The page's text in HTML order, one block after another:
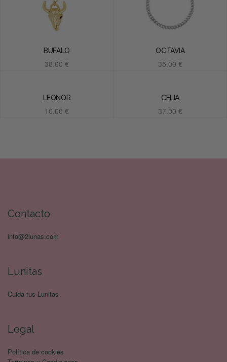
BÚFALO
38.00 €
OCTAVIA
35.00 €
LEONOR
10.00 €
CELIA
37.00 €
Contacto
info@2lunas.com
Lunitas
Cuida tus Lunitas
Legal
Política de cookies